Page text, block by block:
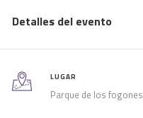
Detalles del evento
LUGAR
Parque de los fogones